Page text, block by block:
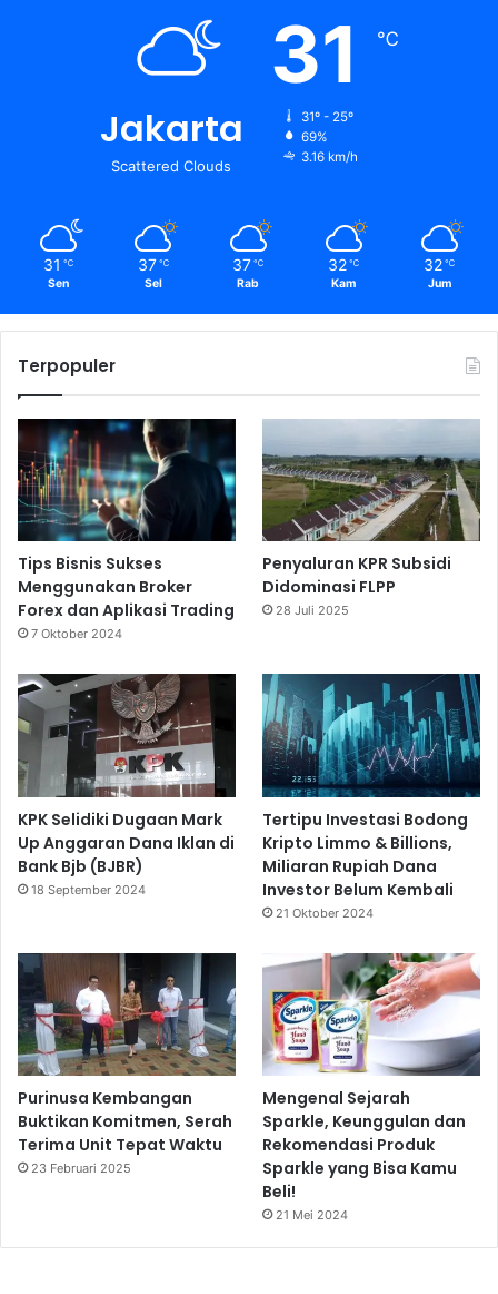
Jakarta
Scattered Clouds
31 ℃
31º - 25º
69%
3.16 km/h
31 ℃
Sen
37 ℃
Sel
37 ℃
Rab
32 ℃
Kam
32 ℃
Jum
Terpopuler
Tips Bisnis Sukses
Menggunakan Broker
Forex dan Aplikasi Trading
7 Oktober 2024
Penyaluran KPR Subsidi
Didominasi FLPP
28 Juli 2025
KPK Selidiki Dugaan Mark
Up Anggaran Dana Iklan di
Bank Bjb (BJBR)
18 September 2024
Tertipu Investasi Bodong
Kripto Limmo & Billions,
Miliaran Rupiah Dana
Investor Belum Kembali
21 Oktober 2024
Purinusa Kembangan
Buktikan Komitmen, Serah
Terima Unit Tepat Waktu
23 Februari 2025
Mengenal Sejarah
Sparkle, Keunggulan dan
Rekomendasi Produk
Sparkle yang Bisa Kamu
Beli!
21 Mei 2024